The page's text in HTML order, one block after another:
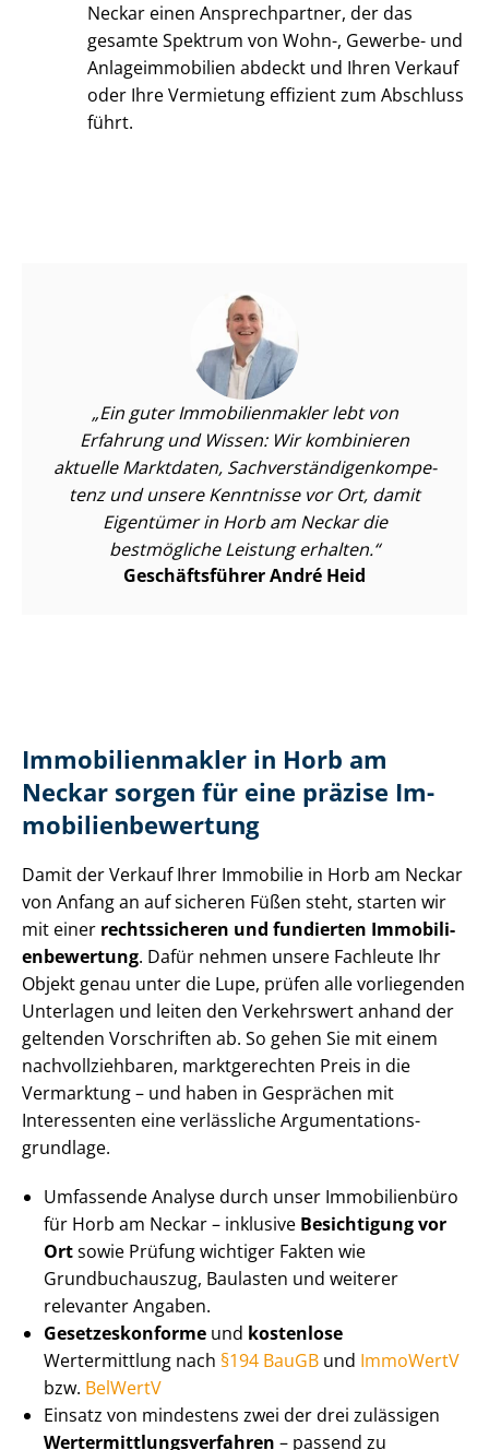
Neckar einen Ansprechpartner, der das
gesamte Spektrum von Wohn-, Gewerbe- und
An­la­ge­im­mo­bi­li­en abdeckt und Ihren Verkauf
oder Ihre Vermietung effizient zum Abschluss
führt.
Ein guter Im­mo­bi­li­en­mak­ler lebt von
Erfahrung und Wissen: Wir kombinieren
aktuelle Marktdaten, Sach­ver­stän­di­gen­kom­pe­
tenz und unsere Kenntnisse vor Ort, damit
Eigentümer in Horb am Neckar die
bestmögliche Leistung erhalten.
Geschäftsführer André Heid
Im­mo­bi­li­en­mak­ler in Horb am
Neckar sorgen für eine präzise Im­
mo­bi­li­en­be­wer­tung
Damit der Verkauf Ihrer Immobilie in Horb am Neckar
von Anfang an auf sicheren Füßen steht, starten wir
mit einer rechtssicheren und fundierten Im­mo­bi­li­
en­be­wer­tung. Dafür nehmen unsere Fachleute Ihr
Objekt genau unter die Lupe, prüfen alle vorliegenden
Unterlagen und leiten den Verkehrswert anhand der
geltenden Vorschriften ab. So gehen Sie mit einem
nach­voll­zieh­ba­ren, marktgerechten Preis in die
Vermarktung – und haben in Gesprächen mit
Interessenten eine verlässliche Ar­gu­men­ta­ti­ons­
grund­la­ge.
Umfassende Analyse durch unser Immobilienbüro
für Horb am Neckar – inklusive Besichtigung vor
Ortsowie Prüfung wichtiger Fakten wie
Grundbuchauszug, Baulasten und weiterer
relevanter Angaben.
Ge­set­zes­kon­for­me und kostenlose
Wertermittlung nach §194 BauGB und ImmoWertV
bzw. BelWertV
Einsatz von mindestens zwei der drei zulässigen
Wert­ermitt­lungs­ver­fah­ren – passend zu